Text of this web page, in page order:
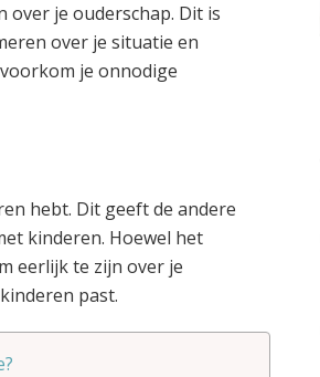
over je ouderschap. Dit is
over je situatie en
je onnodige
hebt. Dit geeft de andere
kinderen. Hoewel het
eerlijk te zijn over je
past.